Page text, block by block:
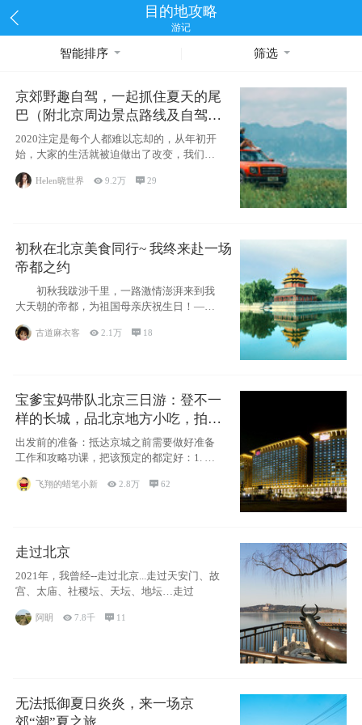
目的地攻略
游记
智能排序 筛选
京郊野趣自驾，一起抓住夏天的尾
巴（附北京周边景点路线及自驾攻
略）
2020注定是每个人都难以忘却的，从年初开
始，大家的生活就被迫做出了改变，我们也
不例外。本来双双辞职是为
Helen晓世界 9.2万 29
初秋在北京美食同行~ 我终来赴一场
帝都之约
初秋我跋涉千里，一路激情澎湃来到我
大天朝的帝都，为祖国母亲庆祝生日！——
古道麻衣客 2.1万  18
宝爹宝妈带队北京三日游：登不一
样的长城，品北京地方小吃，拍盘
古七星夜景！
出发前的准备：抵达京城之前需要做好准备
工作和攻略功课，把该预定的都定好：1. 酒
飞翔的蜡笔小新 2.8万 62
走过北京
2021年，我曾经--走过北京...走过天安门、故
宫、太庙、社稷坛、天坛、地坛…走过
阿眀 7.8千  11
无法抵御夏日炎炎，来一场京